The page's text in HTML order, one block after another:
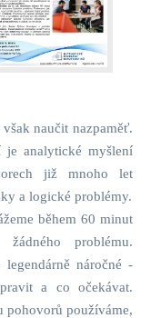
naučit nazpaměť.
je analytické myšlení
již mnoho let
a logické problémy.
během 60 minut
problému.
náročné -
a co očekávat.
pohovorů používáme,